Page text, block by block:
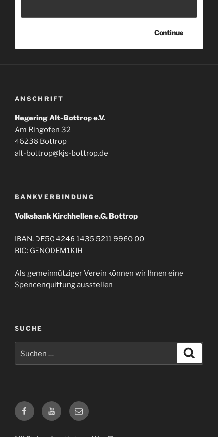
ANSCHRIFT
Hegering Alt-Bottrop e.V.
Am Ringofen 32
46238 Bottrop
alt-bottrop@kjs-bottrop.de
BANKVERBINDUNG
Volksbank Kirchhellen e.G. Bottrop
IBAN: DE50 4246 1435 5211 9960 00
BIC: GENODEM1KIH
Als gemeinnütziger Verein können wir Ihnen eine
Spendenquittung ausstellen
SUCHE
nach:
FacebookTwitter E-
Mail